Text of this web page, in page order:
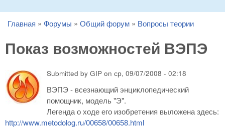
You are here
Главная » Форумы » Общий форум » Вопросы теории
Показ возможностей ВЭПЭ
Submitted by GIP on ср, 09/07/2008 - 02:18
ВЭПЭ - всезнающий энциклопедический
помощник, модель "Э".
Легенда о ходе его изобретения выложена здесь:
http://www.metodolog.ru/00658/00658.html